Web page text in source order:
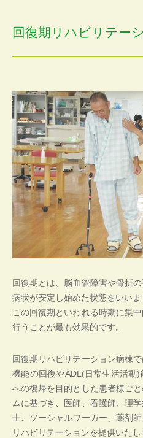
回復期リハビリテー
回復期とは、脳血管障害や骨折
病状が安定し始めた状態をいいま
この回復期といわれる時期に集
行うことが最も効果的です。
回復期リハビリテーション病棟
機能の回復やADL(日常生活活動
への復帰を目的とした患者様ご
ムに基づき、医師、看護師、理
士、ソーシャルワーカー、薬剤
リハビリテーションを提供いたし